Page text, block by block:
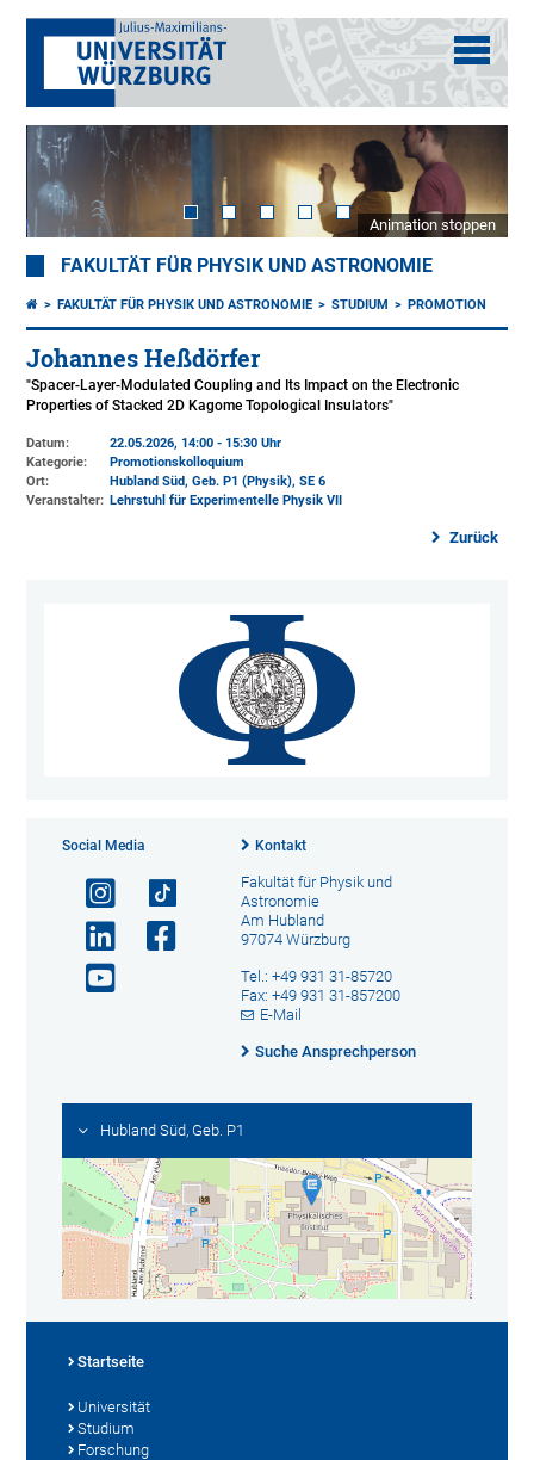
Animation stoppen
FAKULTÄT FÜR PHYSIK UND ASTRONOMIE
FAKULTÄT FÜR PHYSIK UND ASTRONOMIE STUDIUM PROMOTION
Johannes Heßdörfer
"Spacer-Layer-Modulated Coupling and Its Impact on the Electronic
Properties of Stacked 2D Kagome Topological Insulators"
Datum:
22.05.2026, 14:00 - 15:30 Uhr
Kategorie:
Promotionskolloquium
Ort:
Hubland Süd, Geb. P1 (Physik), SE 6
Veranstalter: Lehrstuhl für Experimentelle Physik VII
Zurück
Social Media Kontakt
Fakultät für Physik und
Astronomie
Am Hubland
97074 Würzburg
Tel.: +49 931 31-85720
Fax: +49 931 31-857200
E-Mail
Suche Ansprechperson
Hubland Süd, Geb. P1
Startseite
Universität
Studium
Forschung